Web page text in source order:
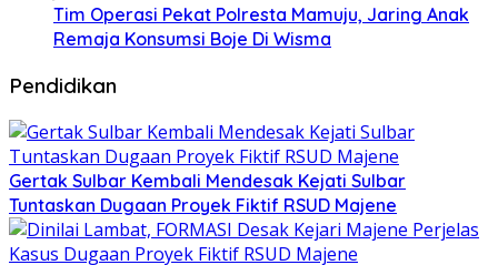
Tim Operasi Pekat Polresta Mamuju, Jaring Anak
Remaja Konsumsi Boje Di Wisma
Pendidikan
Gertak Sulbar Kembali Mendesak Kejati Sulbar
Tuntaskan Dugaan Proyek Fiktif RSUD Majene